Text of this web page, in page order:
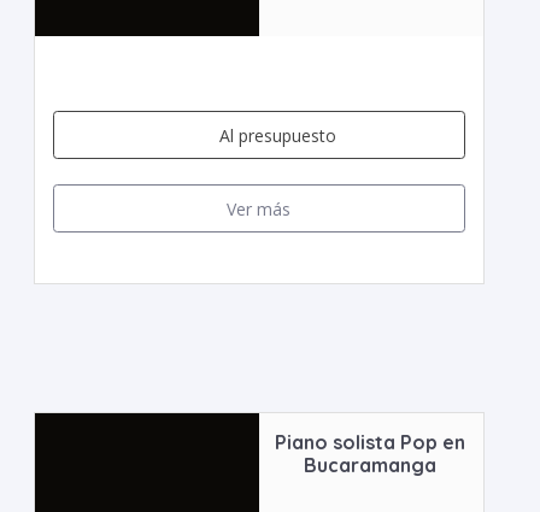
Al presupuesto
Ver más
Piano solista Pop en
Bucaramanga